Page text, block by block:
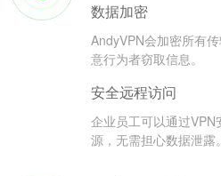
数据加密
AndyVPN会加密所有
意行为者窃取信息。
安全远程访问
企业员工可以通过
源，无需担心数据泄露。